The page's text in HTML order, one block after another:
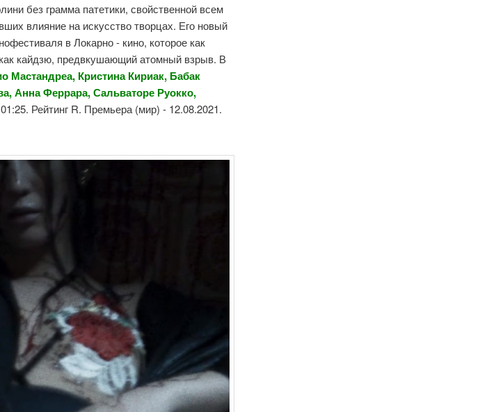
без грамма патетики, свойственной всем
влияние на искусство творцах. Его новый
в Локарно - кино, которое как
кайдзю, предвкушающий атомный взрыв. В
Мастандреа, Кристина Кириак, Бабак
Анна Феррара, Сальваторе Руокко,
Рейтинг R. Премьера (мир) - 12.08.2021.